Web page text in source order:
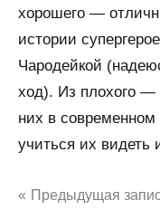
хорошего —
истории
Чародейкой
ход). Из плохого —
них в современном
учиться их видеть
Предыдущая